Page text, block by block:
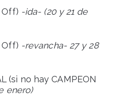
Off) -ida- (20 y 21 de
Off) -revancha- 27 y 28
(si no hay CAMPEON
enero)